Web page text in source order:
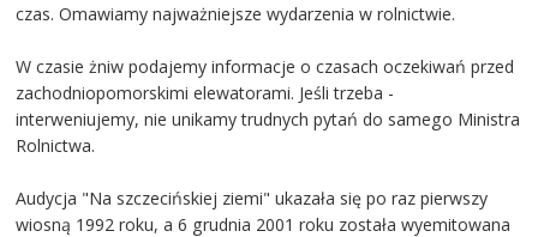
czas. Omawiamy najważniejsze wydarzenia w rolnictwie.
W czasie żniw podajemy informacje o czasach oczekiwań przed
zachodniopomorskimi elewatorami. Jeśli trzeba -
interweniujemy, nie unikamy trudnych pytań do samego Ministra
Rolnictwa.
Audycja "Na szczecińskiej ziemi" ukazała się po raz pierwszy
wiosną 1992 roku, a 6 grudnia 2001 roku została wyemitowana